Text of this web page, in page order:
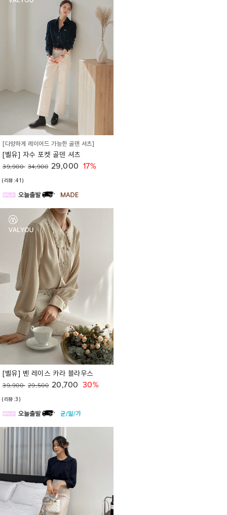
[다양하게 레이어드 가능한 골덴 셔츠]
[벨유] 자수 포켓 골덴 셔츠
39,900 34,900 29,000 17%
(리뷰:41)
[벨유] 벤 레이스 카라 블라우스
39,900 29,500 20,700 30%
(리뷰:3)